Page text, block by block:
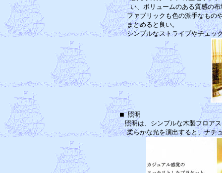
い、ボリュームのあ
ファブリックも色の派手なもの
まとめ
■
照明は、シンプルな木製フロア